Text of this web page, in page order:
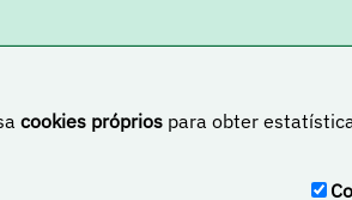
cookies própriospara obter
Esta